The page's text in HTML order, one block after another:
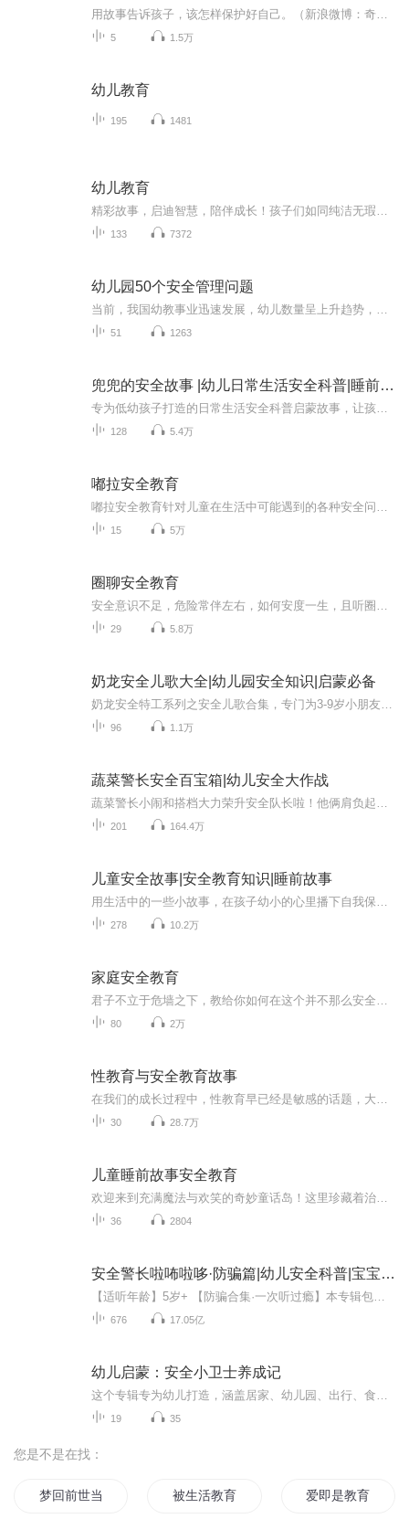
5 1.5万
幼儿教育
195 1481
幼儿教育
133 7372
幼儿园50个安全管理问题
51 1263
兜兜的安全故事 |幼儿日常生活安全科普|睡前故事
128 5.4万
嘟拉安全教育
15 5万
圈聊安全教育
29 5.8万
奶龙安全儿歌大全|幼儿园安全知识|启蒙必备
96 1.1万
蔬菜警长安全百宝箱|幼儿安全大作战
201 164.4万
儿童安全故事|安全教育知识|睡前故事
278 10.2万
家庭安全教育
80 2万
性教育与安全教育故事
30 28.7万
儿童睡前故事安全教育
36 2804
安全警长啦咘啦哆·防骗篇|幼儿安全科普|宝宝巴士
676 17.05亿
幼儿启蒙：安全小卫士养成记
19 35
您是不是在找：
梦回前世当教主 被生活教育的日子 爱即是教育